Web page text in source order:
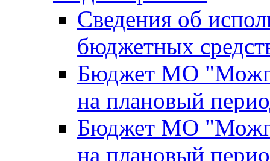
Сведения об
бюджетных
Бюджет МО
на плановый
Бюджет МО
на плановый